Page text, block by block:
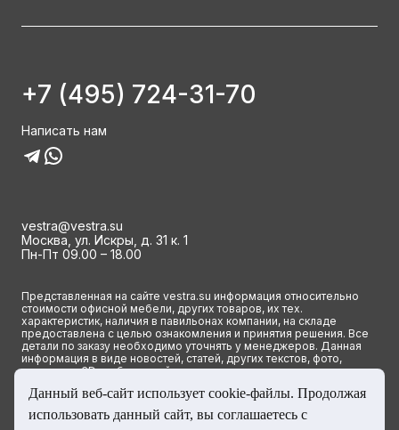
+7 (495) 724-31-70
Написать нам
vestra@vestra.su
Москва, ул. Искры, д. 31 к. 1
Пн-Пт 09.00 – 18.00
Представленная на сайте vestra.su информация относительно
стоимости офисной мебели, других товаров, их тех.
характеристик, наличия в павильонах компании, на складе
предоставлена с целью ознакомления и принятия решения. Все
детали по заказу необходимо уточнять у менеджеров. Данная
информация в виде новостей, статей, других текстов, фото,
картинок и 3D изображений ни при каких условиях не является
положениями ст. 437(2) Гражданского кодекса РФ.
© 2023 Группа компаний ВЕСТРА. Все права сайта защищены
Данный веб-сайт использует cookie-файлы. Продолжая
использовать данный сайт, вы соглашаетесь с